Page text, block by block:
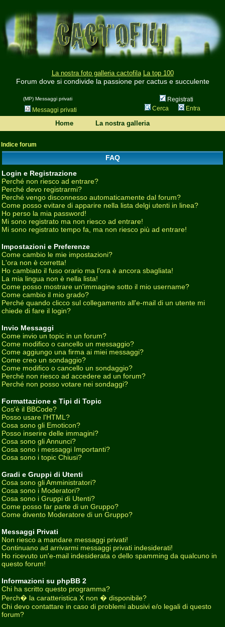
La nostra foto galleria cactofila La top 100
Forum dove si condivide la passione per cactus e succulente
(MP) Messaggi privati
Registrati
Messaggi privati
Cerca Entra
Home La nostra galleria
Indice forum
FAQ
Login e Registrazione
Perché non riesco ad entrare?
Perché devo registrarmi?
Perché vengo disconnesso automaticamente dal forum?
Come posso evitare di apparire nella lista delgi utenti in linea?
Ho perso la mia password!
Mi sono registrato ma non riesco ad entrare!
Mi sono registrato tempo fa, ma non riesco più ad entrare!
Impostazioni e Preferenze
Come cambio le mie impostazioni?
L'ora non è corretta!
Ho cambiato il fuso orario ma l'ora è ancora sbagliata!
La mia lingua non è nella lista!
Come posso mostrare un'immagine sotto il mio username?
Come cambio il mio grado?
Perché quando clicco sul collegamento all'e-mail di un utente mi
chiede di fare il login?
Invio Messaggi
Come invio un topic in un forum?
Come modifico o cancello un messaggio?
Come aggiungo una firma ai miei messaggi?
Come creo un sondaggio?
Come modifico o cancello un sondaggio?
Perché non riesco ad accedere ad un forum?
Perché non posso votare nei sondaggi?
Formattazione e Tipi di Topic
Cos'è il BBCode?
Posso usare l'HTML?
Cosa sono gli Emoticon?
Posso inserire delle immagini?
Cosa sono gli Annunci?
Cosa sono i messaggi Importanti?
Cosa sono i topic Chiusi?
Gradi e Gruppi di Utenti
Cosa sono gli Amministratori?
Cosa sono i Moderatori?
Cosa sono i Gruppi di Utenti?
Come posso far parte di un Gruppo?
Come divento Moderatore di un Gruppo?
Messaggi Privati
Non riesco a mandare messaggi privati!
Continuano ad arrivarmi messaggi privati indesiderati!
Ho ricevuto un'e-mail indesiderata o dello spamming da qualcuno in
questo forum!
Informazioni su phpBB 2
Chi ha scritto questo programma?
Perch� la caratteristica X non � disponibile?
Chi devo contattare in caso di problemi abusivi e/o legali di questo
forum?